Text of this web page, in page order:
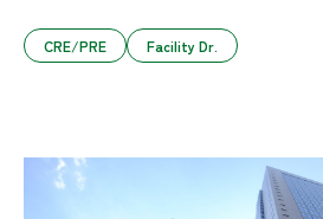
CRE/PRE Facility Dr.